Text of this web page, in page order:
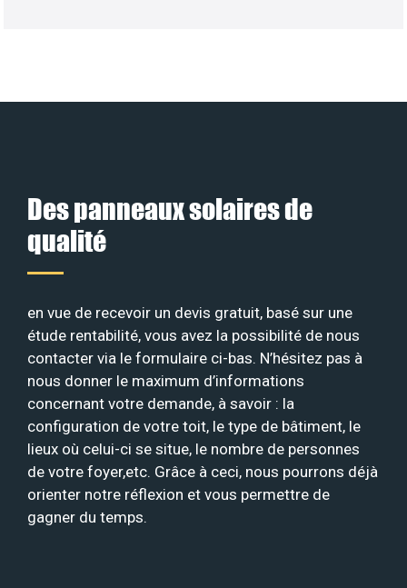
Des panneaux solaires de
qualité
en vue de recevoir un devis gratuit, basé sur une
étude rentabilité, vous avez la possibilité de nous
contacter via le formulaire ci-bas. N’hésitez pas à
nous donner le maximum d’informations
concernant votre demande, à savoir : la
configuration de votre toit, le type de bâtiment, le
lieux où celui-ci se situe, le nombre de personnes
de votre foyer,etc. Grâce à ceci, nous pourrons déjà
orienter notre réflexion et vous permettre de
gagner du temps.